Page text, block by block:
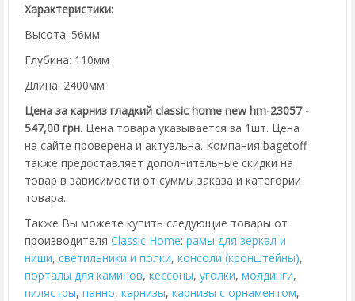
Характеристики:
Высота: 56мм
Глубина: 110мм
Длина: 2400мм
Цена за карниз гладкий classic home new hm-23057 -
547,00 грн. Цена товара указывается за 1шт. Цена
на сайте проверена и актуальна. Компания bagetoff
также предоставляет дополнительные скидки на
товар в зависимости от суммы заказа и категории
товара.
Также Вы можете купить следующие товары от
производителя Classic Home: рамы для зеркал и
ниши, cветильники и полки, консоли (кронштейны),
порталы для каминов, кессоны, уголки, молдинги,
пилястры, панно, карнизы, карнизы с орнаментом,